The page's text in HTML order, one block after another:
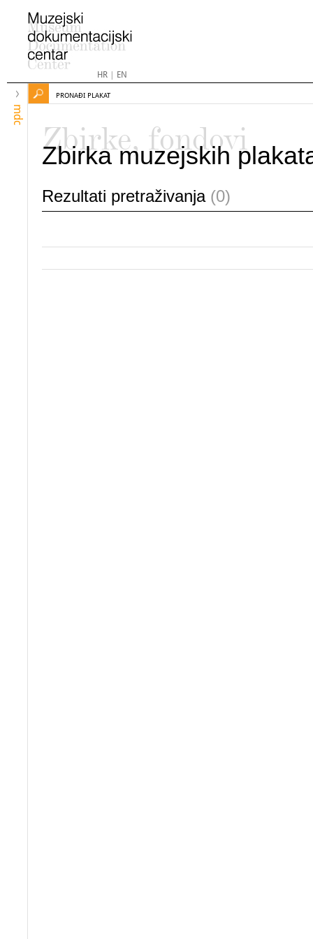
HR| EN
mdc
PRONAĐI PLAKAT
Zbirke, fondovi
Zbirka muzejskih
Rezultati pretraživanja (0)